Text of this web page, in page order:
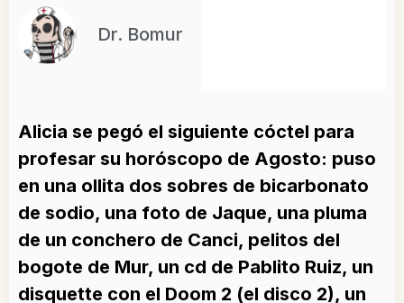
Dr. Bomur
Alicia se pegó el siguiente cóctel para
profesar su horóscopo de Agosto: puso
en una ollita dos sobres de bicarbonato
de sodio, una foto de Jaque, una pluma
de un conchero de Canci, pelitos del
bogote de Mur, un cd de Pablito Ruiz, un
disquette con el Doom 2 (el disco 2), un